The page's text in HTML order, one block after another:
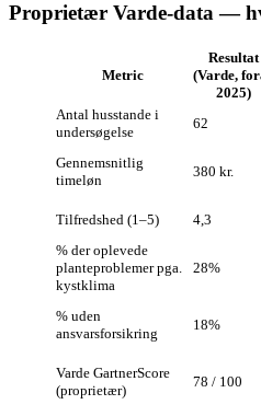
Proprietær Varde-data —
Metric
Resultat
(Varde,
2025)
Antal husstande i
undersøgelse
62
Gennemsnitlig
timeløn
380 kr.
Tilfredshed (1–5)
4,3
% der oplevede
planteproblemer pga.
kystklima
28%
% uden
ansvarsforsikring
18%
Varde GartnerScore
(proprietær)
78 / 100